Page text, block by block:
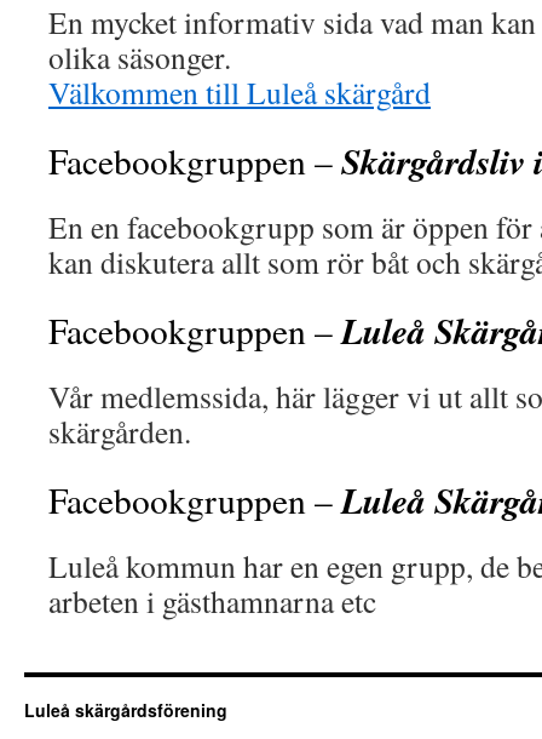
En mycket informativ sida vad man
olika säsonger.
Välkommen till Luleå skärgård
Facebookgruppen –Skärgårdsliv
En en facebookgrupp som är öppen
kan diskutera allt som rör båt och
Facebookgruppen –Luleå
Vår medlemssida, här lägger vi ut allt
skärgården.
Facebookgruppen –Luleå
Luleå kommun har en egen grupp, de
arbeten i gästhamnarna etc
Luleå skärgårdsförening